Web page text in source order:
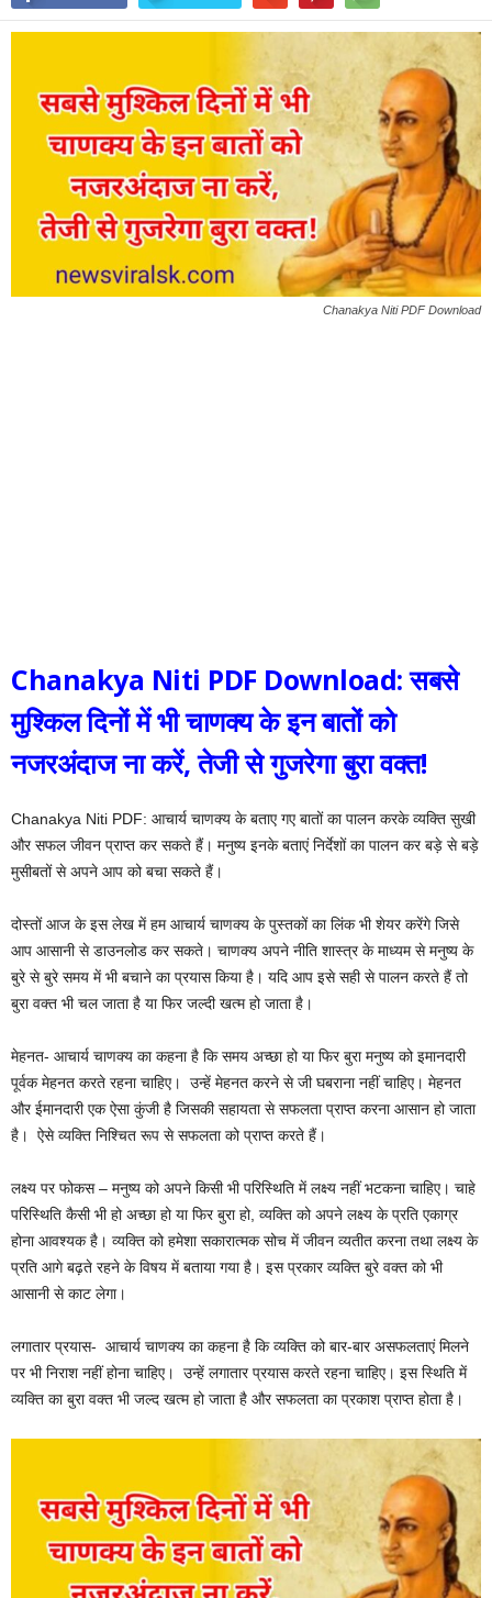
Chanakya Niti PDF Download
Chanakya Niti PDF Download: सबसे
मुश्किल दिनों में भी चाणक्य के इन बातों को
नजरअंदाज ना करें, तेजी से गुजरेगा बुरा वक्‍त!
Chanakya Niti PDF: आचार्य चाणक्य के बताए गए बातों का पालन करके व्यक्ति सुखी
और सफल जीवन प्राप्त कर सकते हैं। मनुष्य इनके बताएं निर्देशों का पालन कर बड़े से बड़े
मुसीबतों से अपने आप को बचा सकते हैं।
दोस्तों आज के इस लेख में हम आचार्य चाणक्य के पुस्तकों का लिंक भी शेयर करेंगे जिसे
आप आसानी से डाउनलोड कर सकते। चाणक्य अपने नीति शास्त्र के माध्यम से मनुष्य के
बुरे से बुरे समय में भी बचाने का प्रयास किया है। यदि आप इसे सही से पालन करते हैं तो
बुरा वक्त भी चल जाता है या फिर जल्दी खत्म हो जाता है।
मेहनत- आचार्य चाणक्य का कहना है कि समय अच्छा हो या फिर बुरा मनुष्य को इमानदारी
पूर्वक मेहनत करते रहना चाहिए। ‌ उन्हें मेहनत करने से जी घबराना नहीं चाहिए। मेहनत
और ईमानदारी एक ऐसा कुंजी है जिसकी सहायता से सफलता प्राप्त करना आसान हो जाता
है। ‌ ऐसे व्यक्ति निश्चित रूप से सफलता को प्राप्त करते हैं।
लक्ष्य पर फोकस – मनुष्य को अपने किसी भी परिस्थिति में लक्ष्य नहीं भटकना चाहिए। चाहे
परिस्थिति कैसी भी हो अच्छा हो या फिर बुरा हो, व्यक्ति को अपने लक्ष्य के प्रति एकाग्र
होना आवश्यक है। व्यक्ति को हमेशा सकारात्मक सोच में जीवन व्यतीत करना तथा लक्ष्य के
प्रति आगे बढ़ते रहने के विषय में बताया गया है। इस प्रकार व्यक्ति बुरे वक्त को भी
आसानी से काट लेगा।
लगातार प्रयास- आचार्य चाणक्य का कहना है कि व्यक्ति को बार-बार असफलताएं मिलने
पर भी निराश नहीं होना चाहिए। ‌ उन्हें लगातार प्रयास करते रहना चाहिए। इस स्थिति में
व्यक्ति का बुरा वक्त भी जल्द खत्म हो जाता है और सफलता का प्रकाश प्राप्त होता है।